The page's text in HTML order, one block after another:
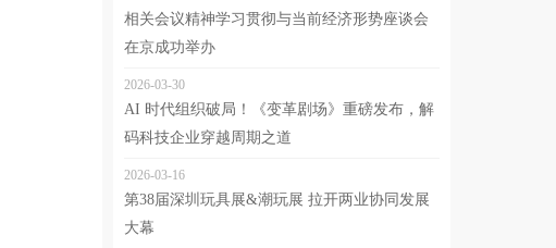
相关会议精神学习贯彻与当前经济形势座谈会
在京成功举办
2026-03-30
AI 时代组织破局！《变革剧场》重磅发布，解
码科技企业穿越周期之道
2026-03-16
第38届深圳玩具展&潮玩展 拉开两业协同发展
大幕